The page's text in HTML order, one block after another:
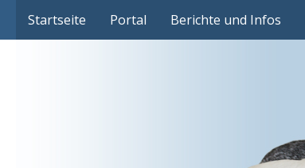
Startseite Portal Berichte und Infos